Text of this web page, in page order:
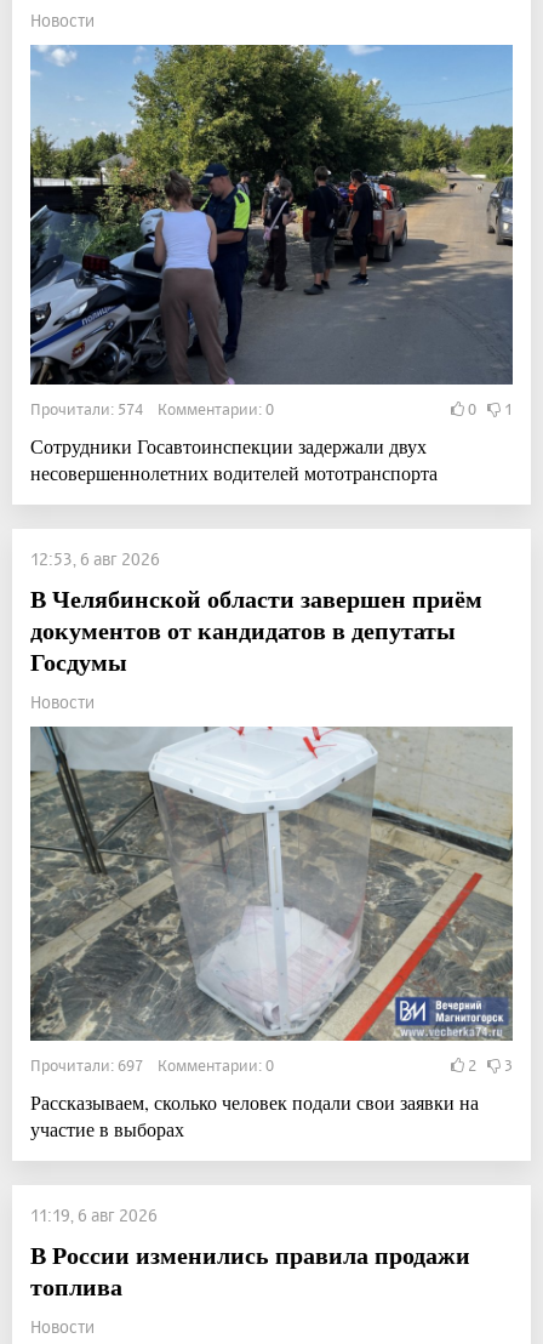
Новости
Прочитали: 574 Комментарии: 0 0 1
Сотрудники Госавтоинспекции задержали двух
несовершеннолетних водителей мототранспорта
12:53, 6 авг 2026
В Челябинской области завершен приём
документов от кандидатов в депутаты
Госдумы
Новости
Прочитали: 697 Комментарии: 0 2 3
Рассказываем, сколько человек подали свои заявки на
участие в выборах
11:19, 6 авг 2026
В России изменились правила продажи
топлива
Новости